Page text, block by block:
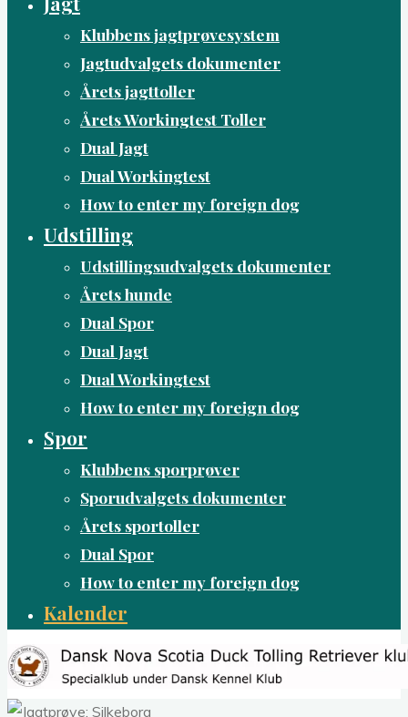
Klubbens jagtprøvesystem
Jagtudvalgets dokumenter
Årets jagttoller
Årets Workingtest Toller
Dual Jagt
Dual Workingtest
How to enter my foreign dog
Udstilling
Udstillingsudvalgets dokumenter
Årets hunde
Dual Spor
Dual Jagt
Dual Workingtest
How to enter my foreign dog
Spor
Klubbens sporprøver
Sporudvalgets dokumenter
Årets sportoller
Dual Spor
How to enter my foreign dog
Kalender